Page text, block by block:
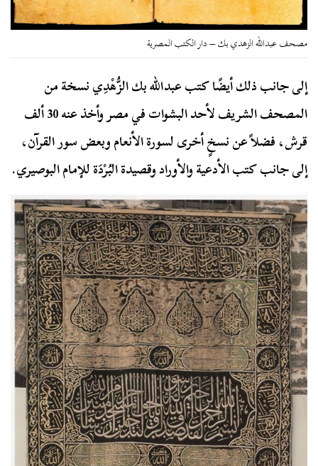
مصحف عبدالله الزهدي بك – دار الكتب المصرية
إلى جانب ذلك أيضًا كتب عبدالله بك الزُّهْدِي نسخة من
المصحف الشريف لأحد البشوات في مصر وأخذ عنه 30 ألف
قرش، فضلاً عن نسخٍ أخرى لسورة الأنعام وبعض سور القرآن،
إلى جانب كتب الأدعية والأوراد وقصيدة البُرْدَة للإمام البوصيري.